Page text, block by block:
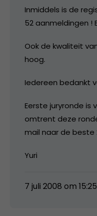
Inmiddels is de
52 aanmeldingen !
Ook de kwaliteit
hoog.
Iedereen bedankt
Eerste juryronde is
omtrent deze
mail naar de beste
Yuri
7 juli 2008 om 15:25